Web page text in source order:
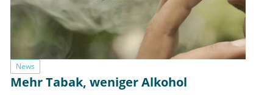
News
Mehr Tabak, weniger Alkohol